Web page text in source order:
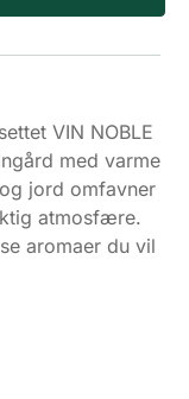
VIN NOBLE
med varme
jord omfavner
atmosfære.
aromaer du vil